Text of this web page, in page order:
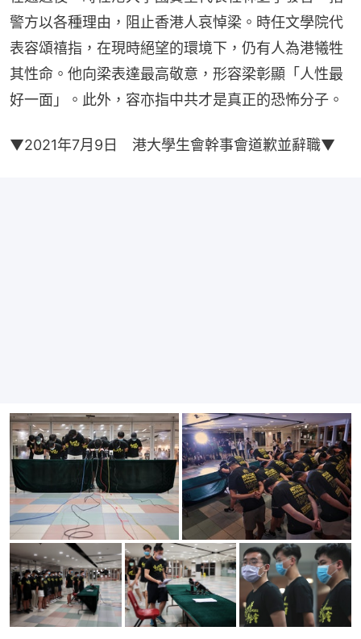
警方以各種理由，阻止香港人哀悼梁。時任文學院代
表容頌禧指，在現時絕望的環境下，仍有人為港犧牲
其性命。他向梁表達最高敬意，形容梁彰顯「人性最
好一面」。此外，容亦指中共才是真正的恐怖分子。
▼2021年7月9日　港大學生會幹事會道歉並辭職▼